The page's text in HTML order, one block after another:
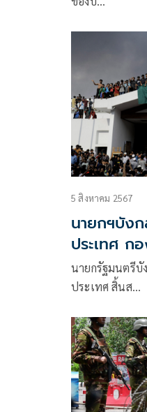
5 สิงหาคม 2567
นายกฯบัง
ประเทศ ก
รัฐบาลรักษ
นายกรัฐมนตรีบั
ประเทศ สิ้นส…